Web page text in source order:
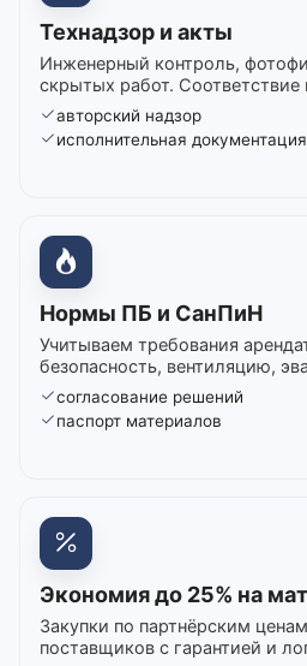
Технадзор и акты
Инженерный контроль,
скрытых работ. Соответствие
авторский надзор
исполнительная документация
Нормы ПБ и СанПиН
Учитываем требования
безопасность, вентиляцию,
согласование решений
паспорт материалов
Экономия до 25% на
Закупки по партнёрским
поставщиков с гарантией и